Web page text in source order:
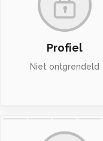
Profiel
Niet ontgrendeld